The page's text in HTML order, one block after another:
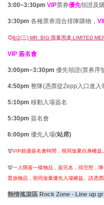
3:00~3:30pm VIP票券優先領證及
3:30pm 各種票券混合排隊購物，
😊8/2(三) MR. BIG 限量周邊 LIMITED
VIP 簽名會
3:00pm~3:30pm 優先領證(票券序
4:50pm 整隊(憑票從Zepp入口進入
5:10pm 移動入場簽名
5:30pm 簽名會
6:00pm 優先入場(站席)
👿VIP錯過簽名會時間，視同放棄自身權益。
👿一人限簽一樣物品， 簽完名，排完照，
置放物品 ，視同放棄優先入場權益。請憑票
熱情搖滾區 Rock Zone - Line up